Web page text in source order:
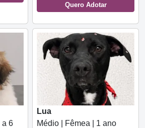
Quero Adotar
a 6
Lua
Médio | Fêmea | 1 ano